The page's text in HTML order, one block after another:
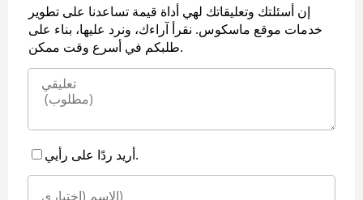
إن أسئلتك وتعليقاتك لهي أداة قيمة تساعدنا على تطوير
خدمات موقع ماسكوس. نقرأ آراءك، ونرد عليها، بناء على
طلبكم في أسرع وقت ممكن.
أريد ردًا على رأيي.